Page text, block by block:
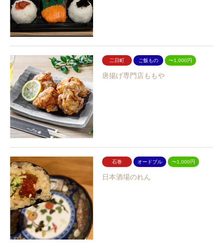
二日町 ご飯もの 〜1,000円
唐揚げ専門店ももや
石巻 オードブル 〜1,000円
日本酒場のれん